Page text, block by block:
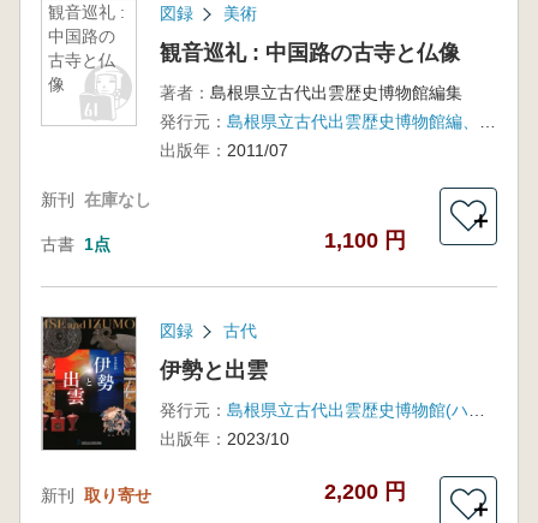
観音巡礼 :
中国路の
古寺と仏
像
図録 美術
観音巡礼 : 中国路の古寺と仏像
著者： 島根県立古代出雲歴史博物館編集
発行元：
出版年： 2011/07
新刊 在庫なし
古書 1点 1,100 円
＋
図録 古代
伊勢と出雲
発行元：
出版年： 2023/10
新刊 取り寄せ 2,200 円
＋